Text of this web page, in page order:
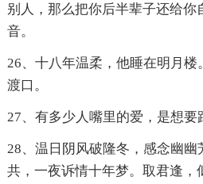
别人，那么把你后半辈子还给你
音。
26、十八年温柔，他睡在明月
渡口。
27、有多少人嘴里的爱，是想要
28、温日阴风破隆冬，感念幽
共，一夜诉情十年梦。取君逢，